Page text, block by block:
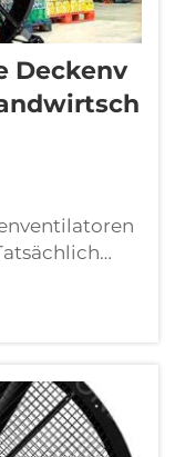
Deckenv
dass die
und
Mehr ...